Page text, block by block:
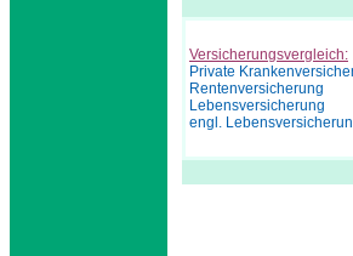
Versicherungsvergleich:
Private
Rentenversicherung
Lebensversicherung
engl.